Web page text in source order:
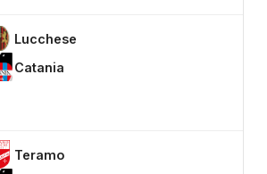
Lucchese
Catania
Teramo